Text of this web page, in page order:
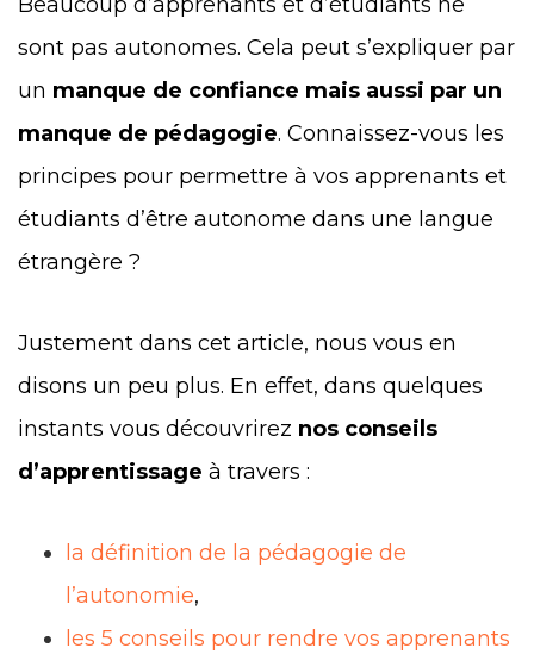
sont pas autonomes. Cela peut s’expliquer par
un manque de confiance mais aussi par un
manque de pédagogie. Connaissez-vous les
principes pour permettre à vos apprenants et
étudiants d’être autonome dans une langue
étrangère ?
Justement dans cet article, nous vous en
disons un peu plus. En effet, dans quelques
instants vous découvrirez nos conseils
d’apprentissage à travers :
la définition de la pédagogie de
l’autonomie,
les 5 conseils pour rendre vos apprenants